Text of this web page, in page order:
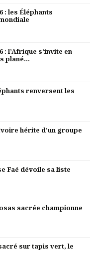
: les Éléphants
: l’Afrique s’invite en
plané...
renversent les
hérite d’un groupe
Faé dévoile sa liste
sacrée championne
sur tapis vert, le